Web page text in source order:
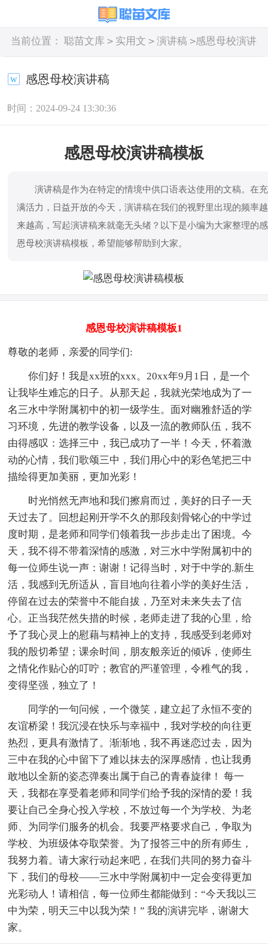
当前位置： 聪苗文库 > 实用文 > 演讲稿 >感恩母校演讲
感恩母校演讲稿
时间：2024-09-24 13:30:36
感恩母校演讲稿模板
演讲稿是作为在特定的情境中供口语表达使用的文稿。在充
满活力，日益开放的今天，演讲稿在我们的视野里出现的频率越
来越高，写起演讲稿来就毫无头绪？以下是小编为大家整理的感
恩母校演讲稿模板，希望能够帮助到大家。
感恩母校演讲稿模板1
尊敬的老师，亲爱的同学们:
你们好！我是xx班的xxx。20xx年9月1日，是一个
让我毕生难忘的日子。从那天起，我就光荣地成为了一
名三水中学附属初中的初一级学生。面对幽雅舒适的学
习环境，先进的教学设备，以及一流的教师队伍，我不
由得感叹：选择三中，我已成功了一半！今天，怀着激
动的心情，我们歌颂三中，我们用心中的彩色笔把三中
描绘得更加美丽，更加光彩！
时光悄然无声地和我们擦肩而过，美好的日子一天
天过去了。回想起刚开学不久的那段刻骨铭心的中学过
度时期，是老师和同学们领着我一步步走出了困境。今
天，我不得不带着深情的感激，对三水中学附属初中的
每一位师生说一声：谢谢！记得当时，对于中学的.新生
活，我感到无所适从，盲目地向往着小学的美好生活，
停留在过去的荣誉中不能自拔，乃至对未来失去了信
心。正当我茫然失措的时候，老师走进了我的心里，给
予了我心灵上的慰藉与精神上的支持，我感受到老师对
我的殷切希望；课余时间，朋友般亲近的倾诉，使师生
之情化作贴心的叮咛；教官的严谨管理，令稚气的我，
变得坚强，独立了！
同学的一句问候，一个微笑，建立起了永恒不变的
友谊桥梁！我沉浸在快乐与幸福中，我对学校的向往更
热烈，更具有激情了。渐渐地，我不再迷恋过去，因为
三中在我的心中留下了难以抹去的深厚感情，也让我勇
敢地以全新的姿态弹奏出属于自己的青春旋律！ 每一
天，我都在享受着老师和同学们给予我的深情的爱！我
要让自己全身心投入学校，不放过每一个为学校、为老
师、为同学们服务的机会。我要严格要求自己，争取为
学校、为班级体夺取荣誉。为了报答三中的所有师生，
我努力着。请大家行动起来吧，在我们共同的努力奋斗
下，我们的母校——三水中学附属初中一定会变得更加
光彩动人！请相信，每一位师生都能做到：“今天我以三
中为荣，明天三中以我为荣！” 我的演讲完毕，谢谢大
家。